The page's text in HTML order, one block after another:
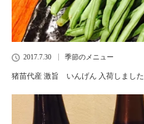
2017.7.30 季節のメニュー
猪苗代産 激旨 いんげん 入荷しました